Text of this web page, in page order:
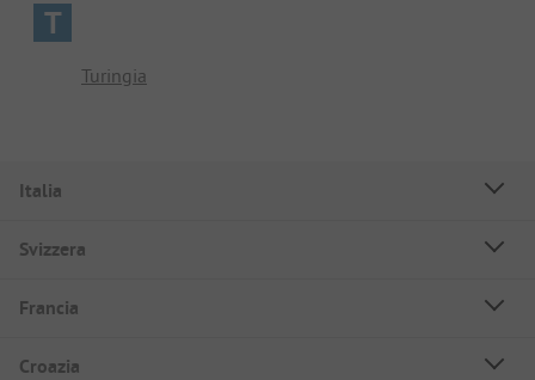
T
Turingia
Italia
Svizzera
Francia
Croazia